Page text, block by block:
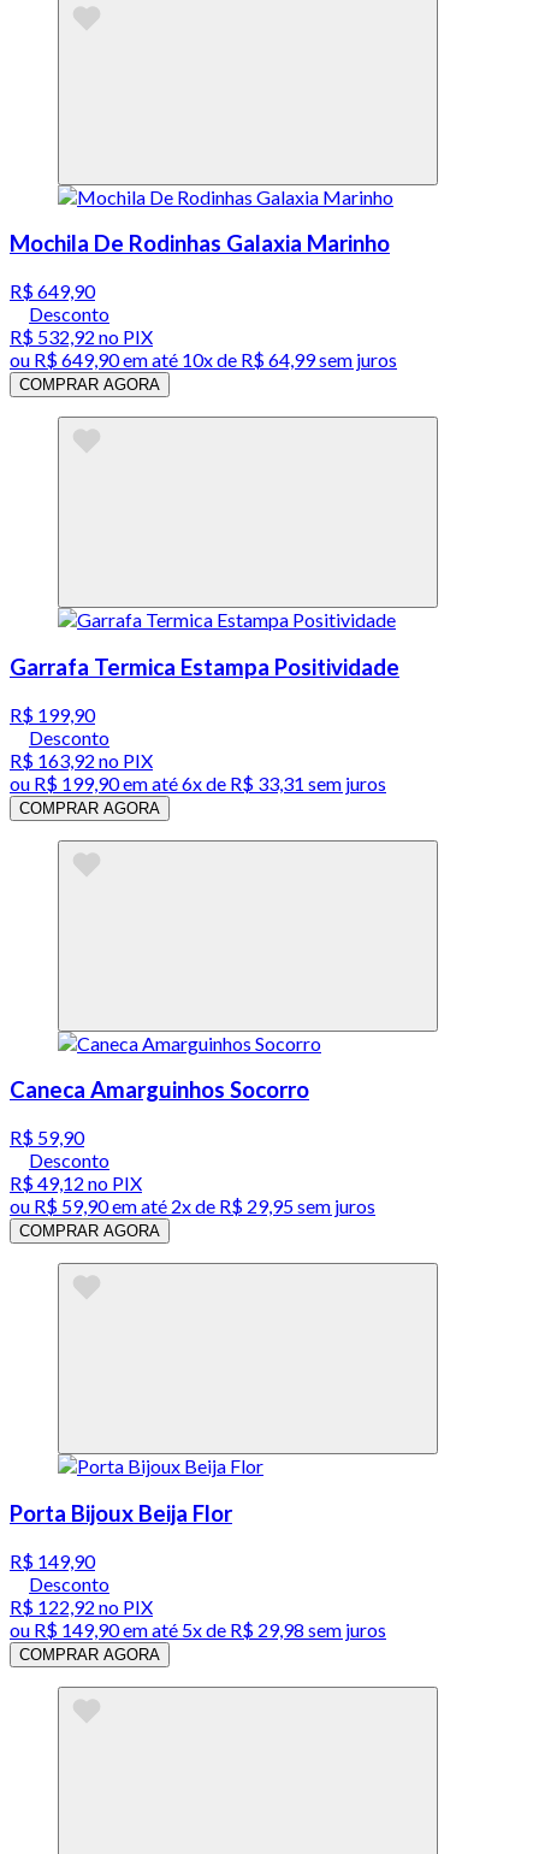
Mochila De Rodinhas Galaxia Marinho
R$ 649,90
Desconto
R$ 532,92 no PIX
ou R$ 649,90em até 10x de R$ 64,99 sem juros
COMPRAR AGORA
Garrafa Termica Estampa Positividade
R$ 199,90
Desconto
R$ 163,92 no PIX
ou R$ 199,90em até6x de R$ 33,31 sem juros
COMPRAR AGORA
Caneca Amarguinhos Socorro
R$ 59,90
Desconto
R$ 49,12 no PIX
ou R$ 59,90em até 2x de R$ 29,95 sem juros
COMPRAR AGORA
Porta Bijoux Beija Flor
R$ 149,90
Desconto
R$ 122,92 no PIX
ou R$ 149,90em até 5x de R$ 29,98 sem juros
COMPRAR AGORA